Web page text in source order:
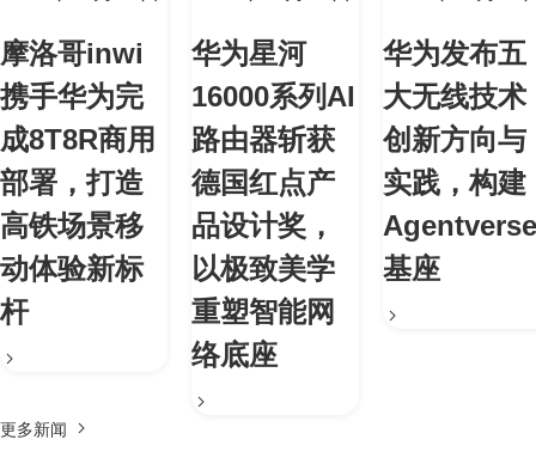
摩洛哥inwi
携手华为完
成8T8R商用
部署，打造
高铁场景移
动体验新标
杆
华为星河
16000系列AI
路由器斩获
德国红点产
品设计奖，
以极致美学
重塑智能网
络底座
华为发布五
大无线技术
创新方向与
实践，构建
Agentverse
基座
更多新闻